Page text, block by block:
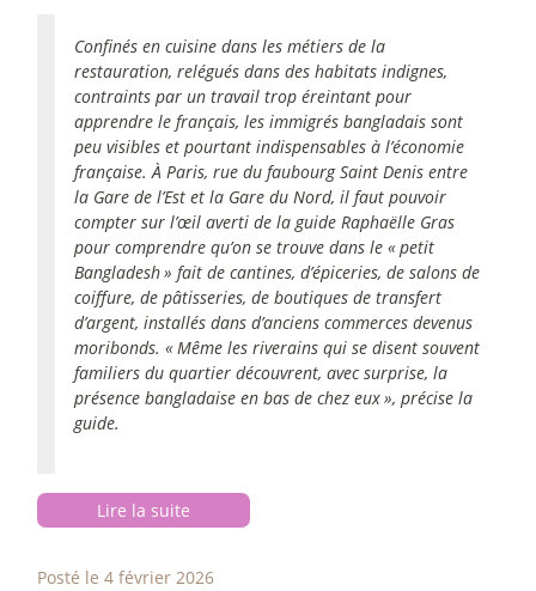
Confinés en cuisine dans les métiers de la
restauration, relégués dans des habitats indignes,
contraints par un travail trop éreintant pour
apprendre le français, les immigrés bangladais sont
peu visibles et pourtant indispensables à l’économie
française. À Paris, rue du faubourg Saint Denis entre
la Gare de l’Est et la Gare du Nord, il faut pouvoir
compter sur l’œil averti de la guide Raphaëlle Gras
pour comprendre qu’on se trouve dans le «petit
Bangladesh» fait de cantines, d’épiceries, de salons de
coiffure, de pâtisseries, de boutiques de transfert
d’argent, installés dans d’anciens commerces devenus
moribonds. «Même les riverains qui se disent souvent
familiers du quartier découvrent, avec surprise, la
présence bangladaise en bas de chez eux», précise la
guide.
Lire la suite
Posté le 4 février 2026